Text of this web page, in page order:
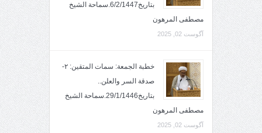
بتاريخ6/2/1447.سماحة الشيخ
مصطفى المرهون
آگوست 02, 2025
خطبة الجمعة: سمات المتقين: ٢-
صدقة السر والعلن..
بتاريخ29/1/1446.سماحة الشيخ
مصطفى المرهون
آگوست 02, 2025